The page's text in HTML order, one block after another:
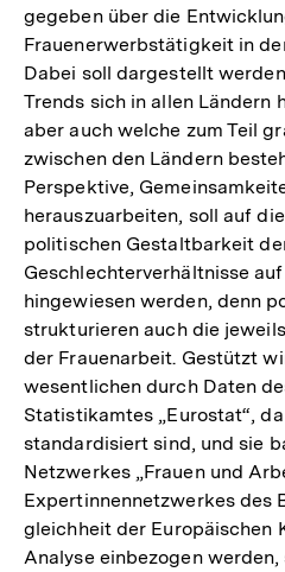
gegeben über die
Frauenerwerbstätigkeit in
Dabei soll dargestellt
Trends sich in allen Ländern
aber auch welche zum Teil
zwischen den Ländern
Perspektive,
herauszuarbeiten, soll auf
politischen Gestaltbarkeit
Geschlechterverhältnisse
hingewiesen werden, denn
strukturieren auch die
der Frauenarbeit. Gestützt
wesentlichen durch Daten
Statistikamtes „Eurostat“,
standardisiert sind, und sie
Netzwerkes „Frauen und
Expertinnennetzwerkes des
gleichheit der Europäischen
Analyse einbezogen